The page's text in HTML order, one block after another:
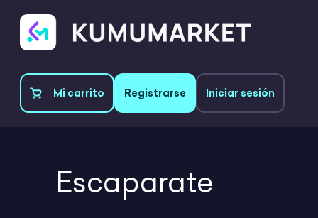
Mi carrito Registrarse Iniciar sesión
Escaparate